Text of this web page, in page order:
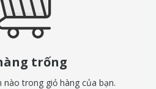
trống
nào trong giỏ hàng của bạn.